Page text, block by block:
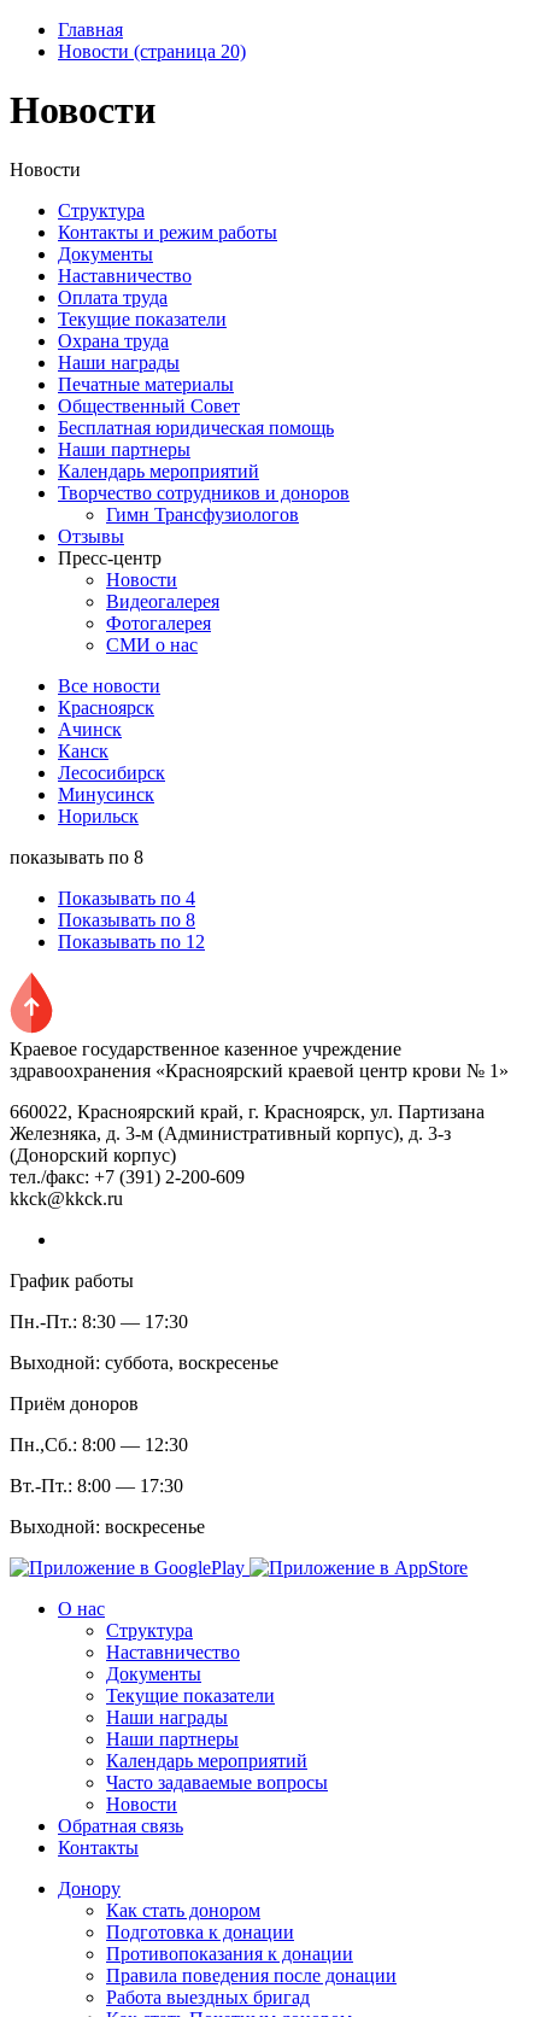
Главная
Новости (страница 20)
Новости
Новости
Структура
Контакты и режим работы
Документы
Наставничество
Оплата труда
Текущие показатели
Охрана труда
Наши награды
Печатные материалы
Общественный Совет
Бесплатная юридическая помощь
Наши партнеры
Календарь мероприятий
Творчество сотрудников и доноров
Гимн Трансфузиологов
Отзывы
Пресс-центр
Новости
Видеогалерея
Фотогалерея
СМИ о нас
Все новости
Красноярск
Ачинск
Канск
Лесосибирск
Минусинск
Норильск
показывать по 8
Показывать по 4
Показывать по 8
Показывать по 12
Краевое государственное казенное учреждение
здравоохранения «Красноярский краевой центр крови № 1»
660022, Красноярский край, г. Красноярск, ул. Партизана
Железняка, д. 3-м (Административный корпус), д. 3-з
(Донорский корпус)
тел./факс: +7 (391) 2-200-609
kkck@kkck.ru
График работы
Пн.-Пт.: 8:30 — 17:30
Выходной: суббота, воскресенье
Приём доноров
Пн.,Сб.: 8:00 — 12:30
Вт.-Пт.: 8:00 — 17:30
Выходной: воскресенье
О нас
Структура
Наставничество
Документы
Текущие показатели
Наши награды
Наши партнеры
Календарь мероприятий
Часто задаваемые вопросы
Новости
Обратная связь
Контакты
Донору
Как стать донором
Подготовка к донации
Противопоказания к донации
Правила поведения после донации
Работа выездных бригад